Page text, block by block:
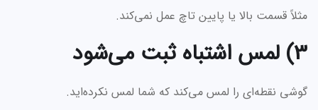
مثلاً قسمت بالا یا پایین تاچ عمل نمی‌کند.
3) لمس اشتباه ثبت می‌شود
گوشی نقطه‌ای را لمس می‌کند که شما لمس نکرده‌اید.